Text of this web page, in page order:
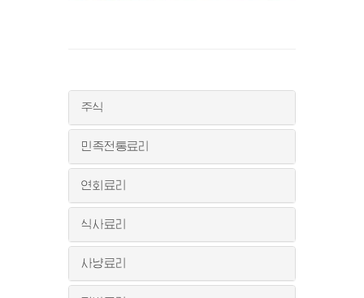
주식
민족전통료리
연회료리
식사료리
사냥료리